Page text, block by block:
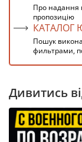
Про надання
пропозицію
КАТАЛОГ
Пошук
фильтрами,
Дивитись